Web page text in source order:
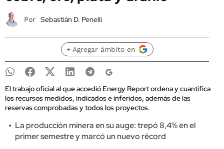
Por Sebastián D. Penelli
+ Agregar ámbito en
El trabajo oficial al que accedió Energy Report ordena y cuantifica
los recursos medidos, indicados e inferidos, además de las
reservas comprobadas y todos los proyectos.
La producción minera en su auge: trepó 8,4% en el
primer semestre y marcó un nuevo récord